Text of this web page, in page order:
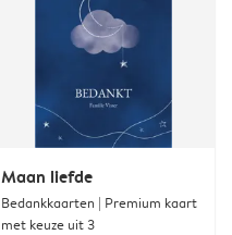
Maan liefde
Bedankkaarten | Premium kaart
met keuze uit 3